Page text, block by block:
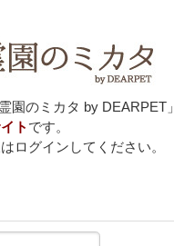
園のミカタ by DEARPET
ト です。
ログインしてください。